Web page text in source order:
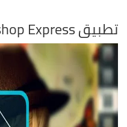
تطبيق Adobe photoshop Express: